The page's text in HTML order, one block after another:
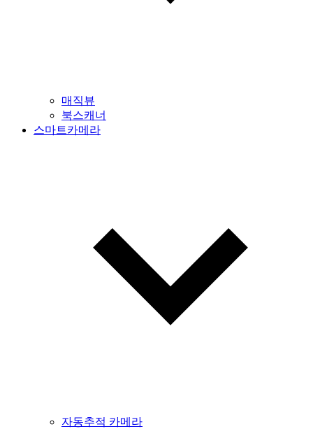
매직뷰
북스캐너
스마트카메라
자동추적 카메라